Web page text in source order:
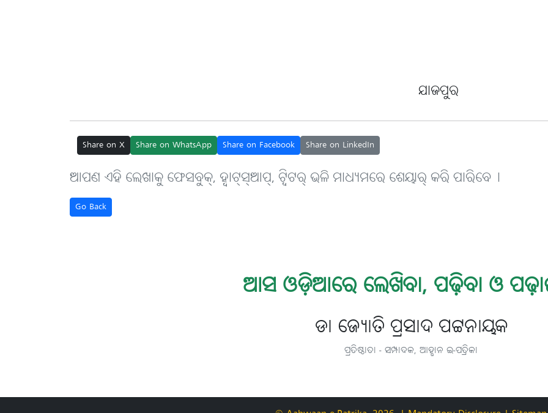
ଯାଜପୁର
Share on X Share on WhatsApp Share on Facebook Share on LinkedIn
ଆପଣ ଏହି ଲେଖାକୁ ଫେସବୁକ୍, ହ୍ବାଟ୍‌ସ୍‌ଆପ୍, ଟ୍ବିଟର୍ ଭଳି ମାଧ୍ୟମରେ ଶେୟାର୍ କରି ପାରିବେ୤
Go Back
ଆସ ଓଡ଼ିଆରେ ଲେଖିବା, ପଢ଼ିବା ଓ
ଡା ଜ୍ୟୋତି ପ୍ରସାଦ ପଟ୍ଟନାୟକ
ପ୍ରତିଷ୍ଠାତା - ସମ୍ପାଦକ, ଆହ୍ବାନ ଇ-ପତ୍ରିକା